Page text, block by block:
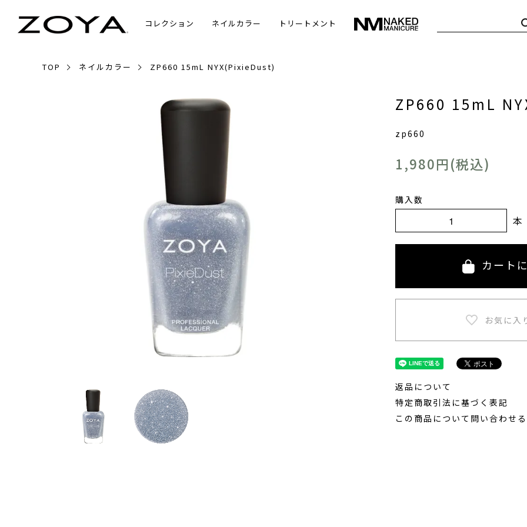
コレクション ネイルカラー トリートメント
TOP ネイルカラー ZP660 15mL NYX(PixieDust)
ZP660 15mL
zp660
1,980円(税込)
購入数
本
カート
返品について
特定商取引法に基づく表記
この商品について問い合わせる